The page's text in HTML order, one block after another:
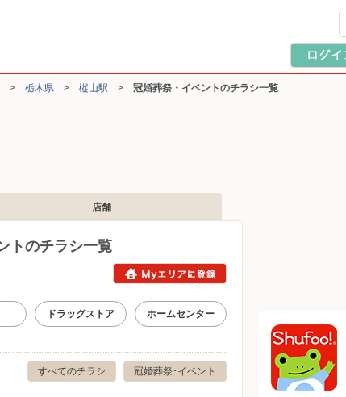
> 栃木県 > 樅山駅 > 冠婚葬祭・イベントのチラシ一覧
店舗
トのチラシ一覧
ドラッグストア ホームセンター
冠婚葬祭･イベント
すべてのチラシ